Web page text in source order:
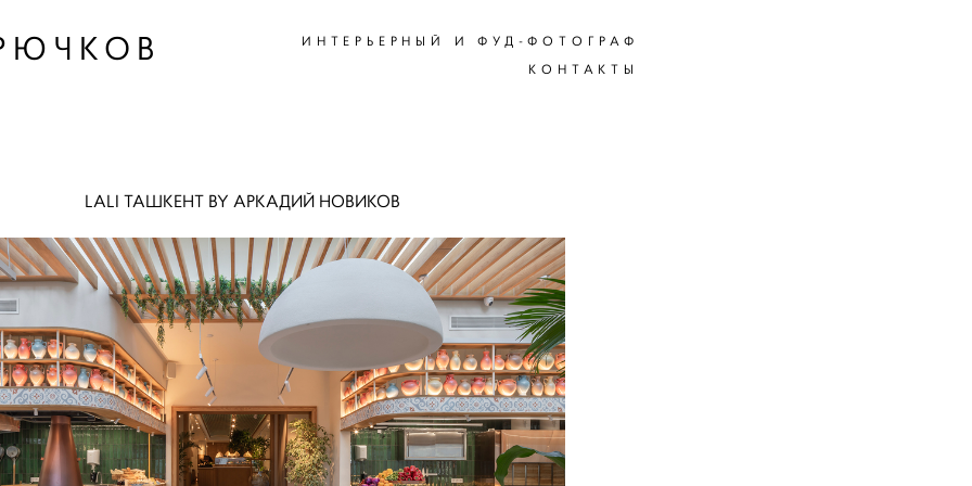
ИНТЕРЬЕРНЫЙ И ФУД-ФОТОГРАФ
КОНТАКТЫ
ИНТЕРЬЕРНЫЙ И ФУД-ФОТОГРАФ
КОНТАКТЫ
LALI ТАШКЕНТ BY АРКАДИЙ НОВИКОВ